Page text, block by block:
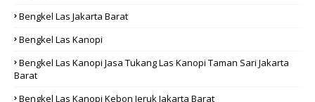
Bengkel Las Jakarta Barat
Bengkel Las Kanopi
Bengkel Las Kanopi Jasa Tukang Las Kanopi Taman Sari Jakarta
Barat
Bengkel Las Kanopi Kebon Jeruk Jakarta Barat